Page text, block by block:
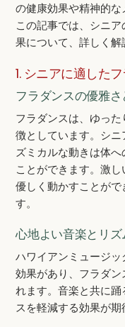
の健康効果や精神的な
この記事では、シニ
果について、詳しく解
1. シニアに適した
フラダンスの優雅
フラダンスは、ゆっ
徴としています。シ
ズミカルな動きは体
ことができます。激
優しく動かすことが
す。
心地よい音楽とリズ
ハワイアンミュージ
効果があり、フラダ
れます。音楽と共に
スを軽減する効果が期